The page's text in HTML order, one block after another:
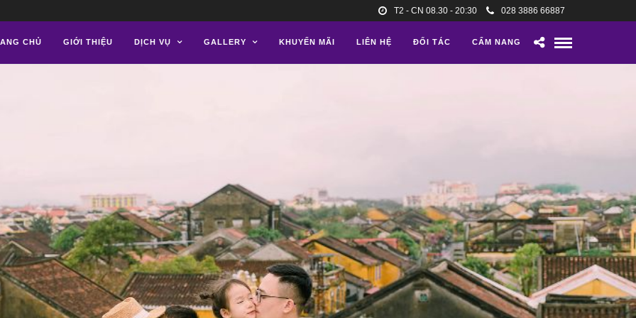
T2 - CN 08.30 - 20:30 028 3886 66887
CHỦ GIỚI THIỆU DỊCH VỤ GALLERY KHUYẾN MÃI LIÊN HỆ ĐỐI TÁC CẨM NANG